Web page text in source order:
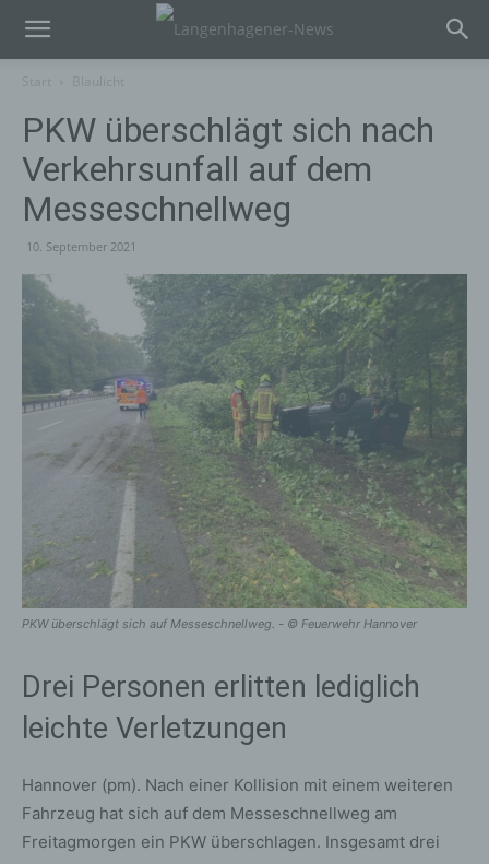
PKW überschlägt sich nach
Verkehrsunfall auf dem
Messeschnellweg
10. September 2021
PKW überschlägt sich auf Messeschnellweg. - © Feuerwehr Hannover
Drei Personen erlitten lediglich
leichte Verletzungen
Hannover (pm). Nach einer Kollision mit einem weiteren
Fahrzeug hat sich auf dem Messeschnellweg am
Freitagmorgen ein PKW überschlagen. Insgesamt drei